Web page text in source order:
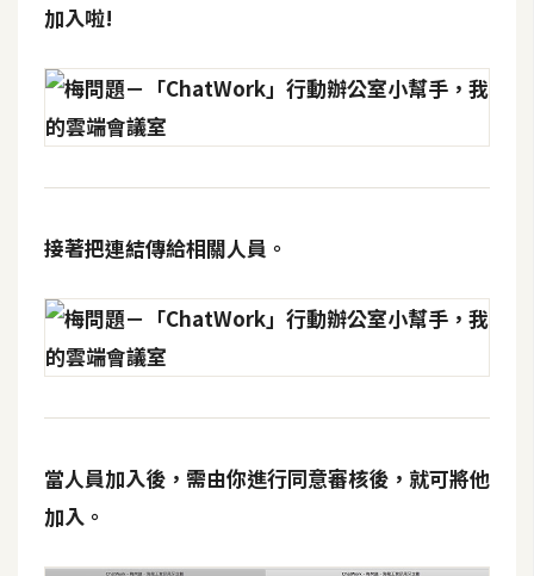
加入啦!
接著把連結傳給相關人員。
當人員加入後，需由你進行同意審核後，就可將他
加入。